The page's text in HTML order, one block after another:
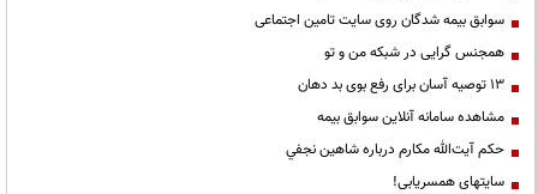
سوابق بیمه شدگان روی سایت تامین اجتماعی
همجنس گرایی در شبکه من و تو
13 توصیه آسان برای رفع بوی بد دهان
مشاهده سامانه آنلاين سوابق بیمه
حكم آيت‌الله مكارم درباره شاهين نجفي
سایتهای همسریابی!